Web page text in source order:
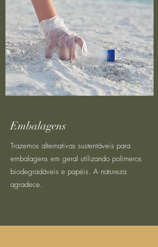
Embalagens
Trazemos alternativas sustentáveis para
embalagens em geral utilizando polímeros
biodegradáveis e papéis. A natureza
agradece.